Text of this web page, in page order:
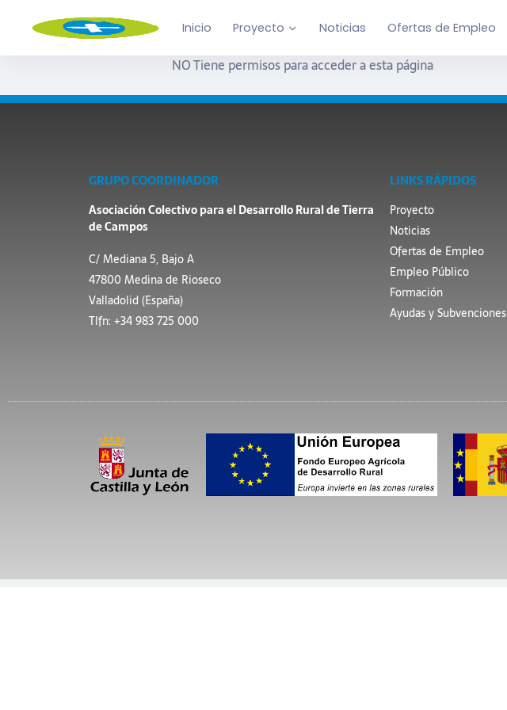
Inicio Proyecto Noticias Ofertas de Empleo
NO Tiene permisos para acceder a esta página
GRUPO COORDINADOR
Asociación Colectivo para el Desarrollo Rural de Tierra
de Campos
C/ Mediana 5, Bajo A
47800 Medina de Rioseco
Valladolid (España)
Tlfn: +34 983 725 000
LINKS RÁPIDOS
Proyecto
Noticias
Ofertas de Empleo
Empleo Público
Formación
Ayudas y Subvenciones